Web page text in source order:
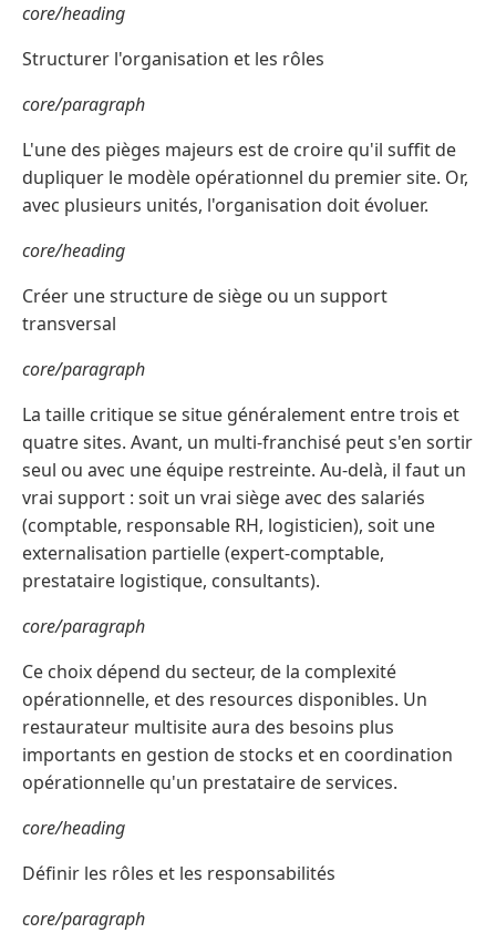
core/heading
Structurer l'organisation et les rôles
core/paragraph
L'une des pièges majeurs est de croire qu'il suffit de
dupliquer le modèle opérationnel du premier site. Or,
avec plusieurs unités, l'organisation doit évoluer.
core/heading
Créer une structure de siège ou un support
transversal
core/paragraph
La taille critique se situe généralement entre trois et
quatre sites. Avant, un multi-franchisé peut s'en sortir
seul ou avec une équipe restreinte. Au-delà, il faut un
vrai support : soit un vrai siège avec des salariés
(comptable, responsable RH, logisticien), soit une
externalisation partielle (expert-comptable,
prestataire logistique, consultants).
core/paragraph
Ce choix dépend du secteur, de la complexité
opérationnelle, et des resources disponibles. Un
restaurateur multisite aura des besoins plus
importants en gestion de stocks et en coordination
opérationnelle qu'un prestataire de services.
core/heading
Définir les rôles et les responsabilités
core/paragraph